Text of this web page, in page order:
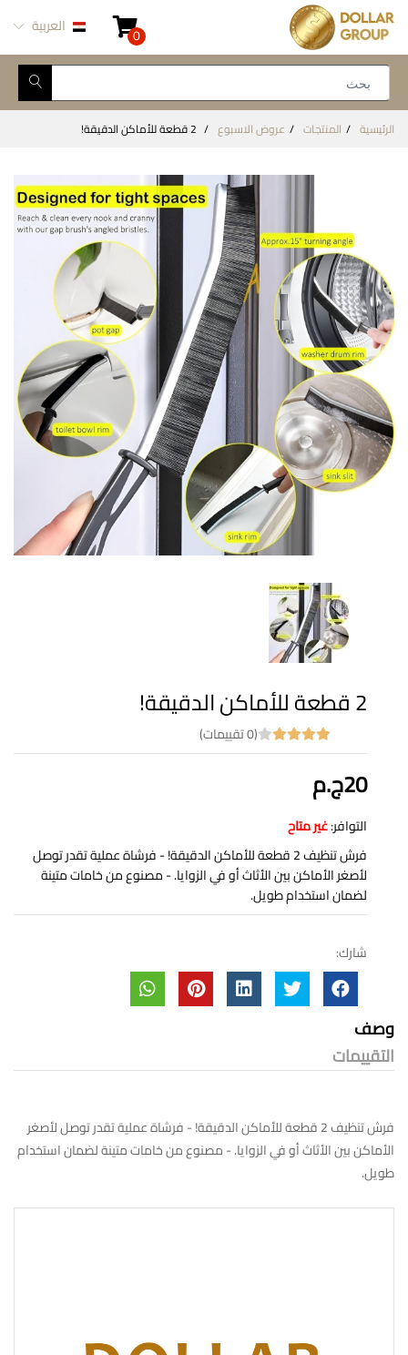
0 العربية
الرئيسية المنتجات عروض الاسبوع
2 قطعة للأماكن الدقيقة!
(0 تقييمات)
20ج.م
التوافر:غير متاح
فرش تنظيف 2 قطعة للأماكن الدقيقة! - فرشاة عملية تقدر توصل
لأصغر الأماكن بين الأثاث أو في الزوايا. - مصنوع من خامات متينة
لضمان استخدام طويل.
شارك:
وصف
التقييمات
فرش تنظيف 2 قطعة للأماكن الدقيقة! - فرشاة عملية تقدر توصل لأصغر
الأماكن بين الأثاث أو في الزوايا. - مصنوع من خامات متينة لضمان استخدام
طويل.